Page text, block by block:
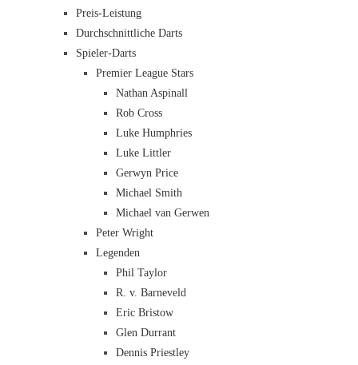
Preis-Leistung
Durchschnittliche Darts
Spieler-Darts
Premier League Stars
Nathan Aspinall
Rob Cross
Luke Humphries
Luke Littler
Gerwyn Price
Michael Smith
Michael van Gerwen
Peter Wright
Legenden
Phil Taylor
R. v. Barneveld
Eric Bristow
Glen Durrant
Dennis Priestley